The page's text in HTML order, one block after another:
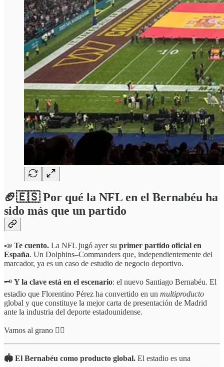
🏈🇪🇸Por qué la NFL en el Bernabéu ha
sido más que un partido
📣 Te cuento. La NFL jugó ayer su primer partido oficial en
España. Un Dolphins–Commanders que, independientemente del
marcador, ya es un caso de estudio de negocio deportivo.
🗝️ Y la clave está en el escenario: el nuevo Santiago Bernabéu. El
estadio que Florentino Pérez ha convertido en un multiproducto
global y que constituye la mejor carta de presentación de Madrid
ante la industria del deporte estadounidense.
Vamos al grano 👇🏻
🏟️ El Bernabéu como producto global. El estadio es una